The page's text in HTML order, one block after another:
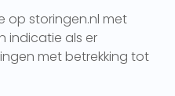
op storingen.nl met
indicatie als er
met betrekking tot